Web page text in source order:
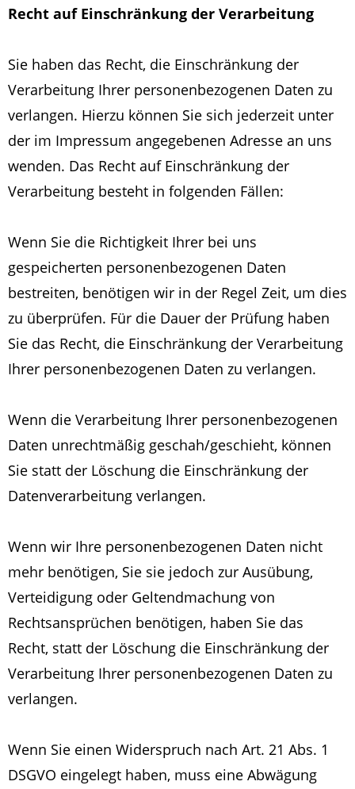
Recht auf Einschränkung der Verarbeitung
Sie haben das Recht, die Einschränkung der
Verarbeitung Ihrer personenbezogenen Daten zu
verlangen. Hierzu können Sie sich jederzeit unter
der im Impressum angegebenen Adresse an uns
wenden. Das Recht auf Einschränkung der
Verarbeitung besteht in folgenden Fällen:
Wenn Sie die Richtigkeit Ihrer bei uns
gespeicherten personenbezogenen Daten
bestreiten, benötigen wir in der Regel Zeit, um dies
zu überprüfen. Für die Dauer der Prüfung haben
Sie das Recht, die Einschränkung der Verarbeitung
Ihrer personenbezogenen Daten zu verlangen.
Wenn die Verarbeitung Ihrer personenbezogenen
Daten unrechtmäßig geschah/geschieht, können
Sie statt der Löschung die Einschränkung der
Datenverarbeitung verlangen.
Wenn wir Ihre personenbezogenen Daten nicht
mehr benötigen, Sie sie jedoch zur Ausübung,
Verteidigung oder Geltendmachung von
Rechtsansprüchen benötigen, haben Sie das
Recht, statt der Löschung die Einschränkung der
Verarbeitung Ihrer personenbezogenen Daten zu
verlangen.
Wenn Sie einen Widerspruch nach Art. 21 Abs. 1
DSGVO eingelegt haben, muss eine Abwägung